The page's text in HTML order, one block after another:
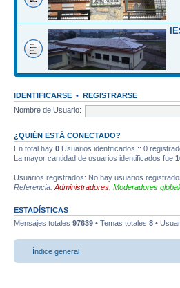
IDENTIFICARSE • REGISTRARSE
Nombre de Usuario:
¿QUIÉN ESTÁ CONECTADO?
En total hay 0 Usuarios identificados :: 0
La mayor cantidad de usuarios identificados fue
Usuarios registrados: No hay usuarios
Referencia: Administradores Moderadores
ESTADÍSTICAS
Mensajes totales 97639 • Temas totales 8 •
Índice general